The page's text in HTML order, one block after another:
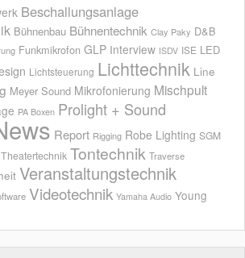
Beschallungsanlage
Bühnenbau Bühnentechnik Clay Paky D&B
Funkmikrofon GLP Interview ISDV ISE LED
Lichtsteuerung Lichttechnik Line
Meyer Sound Mikrofonierung Mischpult
PA Boxen Prolight + Sound
Report Rigging Robe Lighting SGM
Theatertechnik Tontechnik Traverse
Veranstaltungstechnik
Videotechnik Yamaha Audio Young